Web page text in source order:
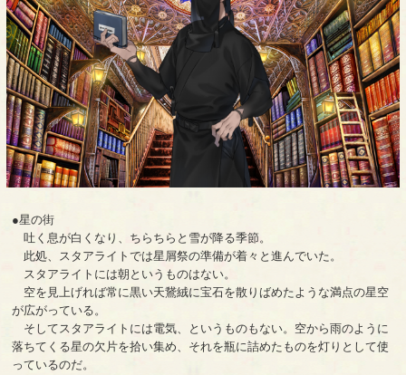
●星の街
吐く息が白くなり、ちらちらと雪が降る季節。
此処、スタアライトでは星屑祭の準備が着々と進んでいた。
スタアライトには朝というものはない。
空を見上げれば常に黒い天鵞絨に宝石を散りばめたような満点の星空
が広がっている。
そしてスタアライトには電気、というものもない。空から雨のように
落ちてくる星の欠片を拾い集め、それを瓶に詰めたものを灯りとして使
っているのだ。